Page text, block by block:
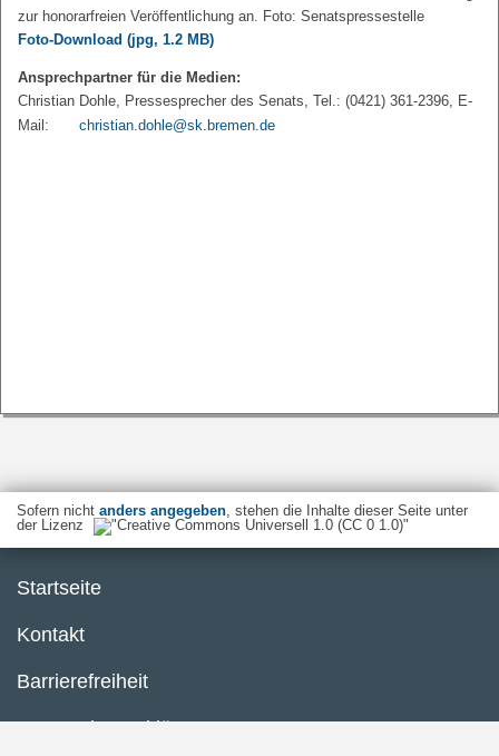
zur honorarfreien Veröffentlichung an. Foto: Senatspressestelle
Foto-Download (jpg, 1.2 MB)
Ansprechpartner für die Medien:
Christian Dohle, Pressesprecher des Senats, Tel.: (0421) 361-2396, E-
Mail:
christian.dohle@sk.bremen.de
Sofern nicht anders angegeben, stehen die Inhalte dieser Seite unter
der Lizenz
Startseite
Kontakt
Barrierefreiheit
Datenschutzerklärung